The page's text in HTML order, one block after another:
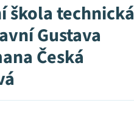
škola technická
Gustava
Česká